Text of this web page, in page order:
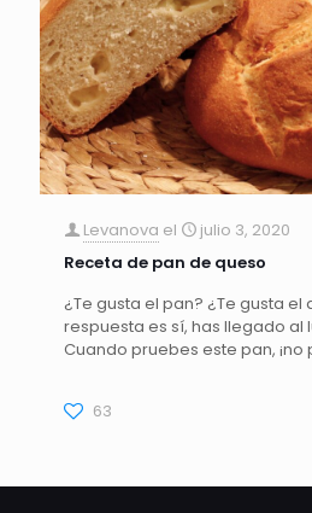
Levanova el
julio 3, 2020
Receta de pan de queso
¿Te gusta el pan? ¿Te gusta el
respuesta es sí, has llegado al
Cuando pruebes este pan, ¡no
63